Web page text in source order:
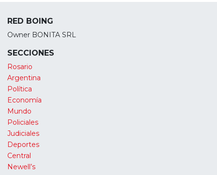
RED BOING
Owner BONITA SRL
SECCIONES
Rosario
Argentina
Política
Economía
Mundo
Policiales
Judiciales
Deportes
Central
Newell’s